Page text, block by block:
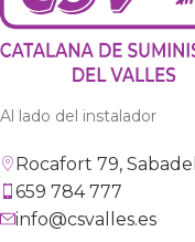
Al lado del instalador
Rocafort 79, Sabadell
659 784 777
info@csvalles.es